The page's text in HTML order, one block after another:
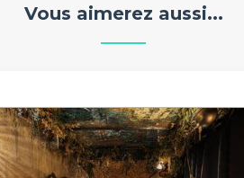
Vous aimerez aussi...